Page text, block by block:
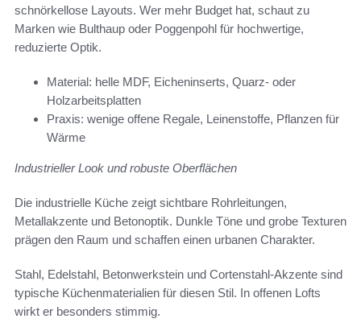
schnörkellose Layouts. Wer mehr Budget hat, schaut zu
Marken wie Bulthaup oder Poggenpohl für hochwertige,
reduzierte Optik.
Material: helle MDF, Eicheninserts, Quarz- oder
Holzarbeitsplatten
Praxis: wenige offene Regale, Leinenstoffe, Pflanzen für
Wärme
Industrieller Look und robuste Oberflächen
Die industrielle Küche zeigt sichtbare Rohrleitungen,
Metallakzente und Betonoptik. Dunkle Töne und grobe Texturen
prägen den Raum und schaffen einen urbanen Charakter.
Stahl, Edelstahl, Betonwerkstein und Cortenstahl-Akzente sind
typische Küchenmaterialien für diesen Stil. In offenen Lofts
wirkt er besonders stimmig.